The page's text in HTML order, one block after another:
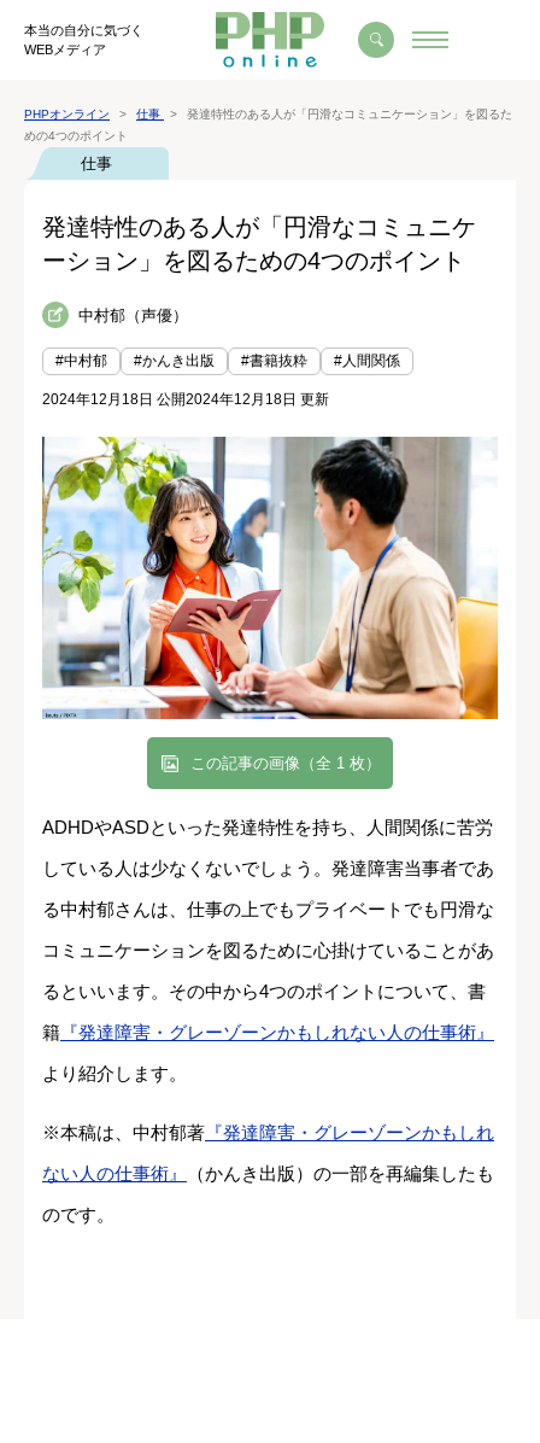
本当の自分に気づく
WEBメディア
PHPオンライン 仕事
発達特性のある人が「円滑なコミュニケーション」を図るた
めの4つのポイント
仕事
発達特性のある人が「円滑なコミュニケ
ーション」を図るための4つのポイント
中村郁（声優）
#中村郁 #かんき出版 #書籍抜粋 #人間関係
2024年12月18日 公開2024年12月18日 更新
この記事の画像（全 1 枚）
ADHDやASDといった発達特性を持ち、人間関係に苦労
している人は少なくないでしょう。発達障害当事者であ
る中村郁さんは、仕事の上でもプライベートでも円滑な
コミュニケーションを図るために心掛けていることがあ
るといいます。その中から4つのポイントについて、書
籍 『発達障害・グレーゾーンかもしれない人の仕事術』
より紹介します。
※本稿は、中村郁著 『発達障害・グレーゾーンかもしれ
ない人の仕事術』
（かんき出版）の一部を再編集したも
のです。